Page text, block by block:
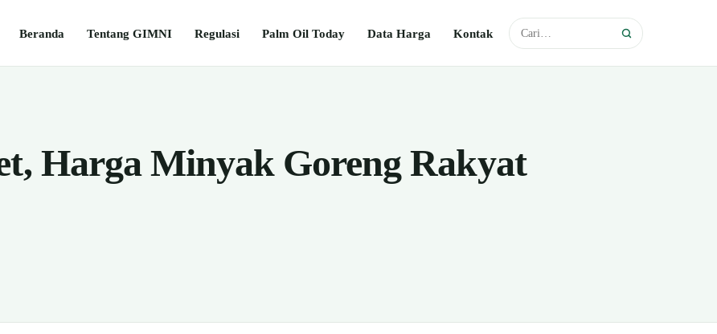
Beranda Tentang GIMNI Regulasi Palm Oil Today Data Harga Kontak
Harga Minyak Goreng Rakyat